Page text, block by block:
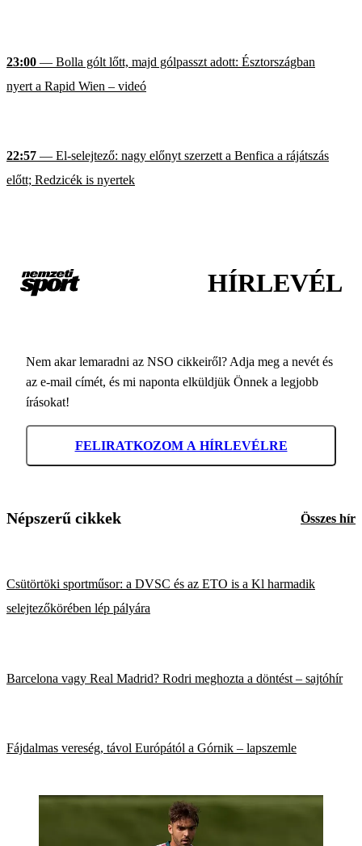
23:00 — Bolla gólt lőtt, majd gólpasszt adott: Észtországban
nyert a Rapid Wien – videó
22:57 — El-selejtező: nagy előnyt szerzett a Benfica a rájátszás
előtt; Redzicék is nyertek
HÍRLEVÉL
Nem akar lemaradni az NSO cikkeiről? Adja meg a nevét és
az e-mail címét, és mi naponta elküldjük Önnek a legjobb
írásokat!
FELIRATKOZOM A HÍRLEVÉLRE
Népszerű cikkek Összes hír
Csütörtöki sportműsor: a DVSC és az ETO is a Kl harmadik
selejtezőkörében lép pályára
Barcelona vagy Real Madrid? Rodri meghozta a döntést – sajtóhír
Fájdalmas vereség, távol Európától a Górnik – lapszemle